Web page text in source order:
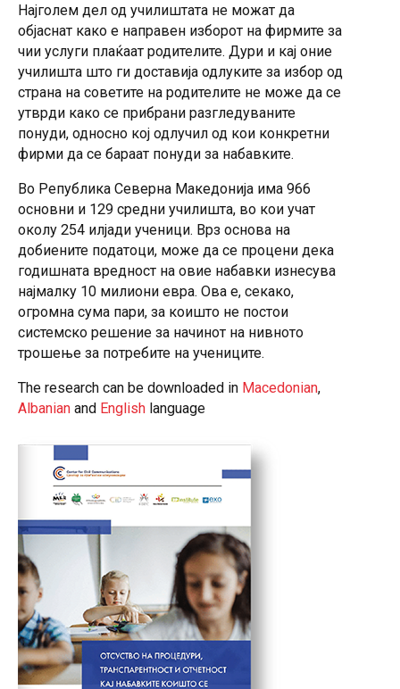
Најголем дел од училиштата не можат да
објаснат како е направен изборот на фирмите за
чии услуги плаќаат родителите. Дури и кај оние
училишта што ги доставија одлуките за избор од
страна на советите на родителите не може да се
утврди како се прибрани разгледуваните
понуди, односно кој одлучил од кои конкретни
фирми да се бараат понуди за набавките.
Во Република Северна Македонија има 966
основни и 129 средни училишта, во кои учат
околу 254 илјади ученици. Врз основа на
добиените податоци, може да се процени дека
годишната вредност на овие набавки изнесува
најмалку 10 милиони евра. Ова е, секако,
огромна сума пари, за коишто не постои
системско решение за начинот на нивното
трошење за потребите на учениците.
The research can be downloaded in Macedonian,
Albanian and English language